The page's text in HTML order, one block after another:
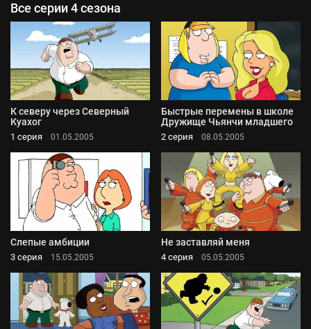
Все серии 4 сезона
К северу через Северный
Куахог
1 серия 01.05.2005
Быстрые перемены в школе
Дружище Чьянчи младшего
2 серия 08.05.2005
Слепые амбиции
3 серия 15.05.2005
Не заставляй меня
4 серия 05.05.2005